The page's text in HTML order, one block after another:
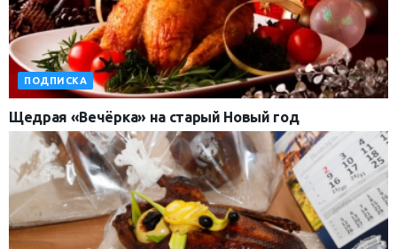
ПОДПИСКА
Щедрая «Вечёрка» на старый Новый год